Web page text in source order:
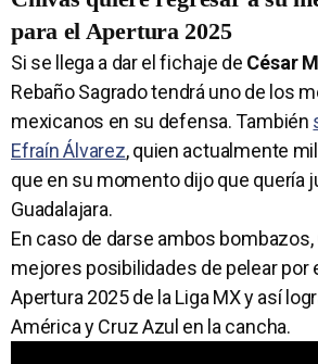
para el Apertura 2025
Si se llega a dar el fichaje de César
Rebaño Sagrado tendrá uno de los
mexicanos en su defensa. También
Efraín Álvarez, quien actualmente
que en su momento dijo que quería
Guadalajara.
En caso de darse ambos bombazos,
mejores posibilidades de pelear por
Apertura 2025 de la Liga MX y así
América y Cruz Azul en la cancha.